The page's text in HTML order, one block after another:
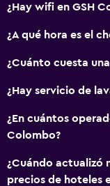
¿Hay wifi en GSH
¿A qué hora es el
¿Cuánto cuesta
¿Hay servicio de
¿En cuántos
Colombo?
¿Cuándo actualizó
precios de hoteles